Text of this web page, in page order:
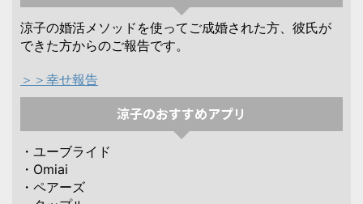
涼子の婚活メソッドを使ってご成婚された方、彼氏が
できた方からのご報告です。
＞＞幸せ報告
涼子のおすすめアプリ
・ユーブライド
・Omiai
・ペアーズ